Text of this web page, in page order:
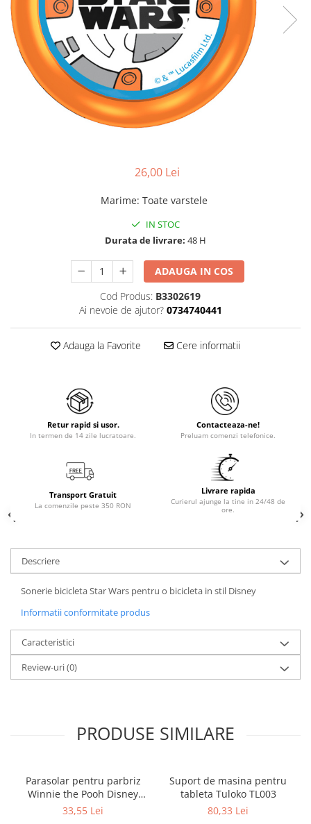
26,00 Lei
Marime: Toate varstele
IN STOC
Durata de livrare: 48 H
ADAUGA IN COS
Cod Produs: B3302619
Ai nevoie de ajutor? 0734740441
Adauga la Favorite Cere informatii
Retur rapid si usor.
In termen de 14 zile lucratoare.
Contacteaza-ne!
Preluam comenzi telefonice.
Transport Gratuit
La comenzile peste 350 RON
Livrare rapida
Curierul ajunge la tine in 24/48 de
ore.
Descriere
Sonerie bicicleta Star Wars pentru o bicicleta in stil Disney
Informatii conformitate produs
Caracteristici
Review-uri(0)
PRODUSE SIMILARE
Parasolar pentru parbriz
Winnie the Pooh Disney
Eurasia 26022
33,55 Lei
Suport de masina pentru
tableta Tuloko TL003
80,33 Lei